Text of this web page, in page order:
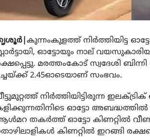
കുന്നംകുളത്ത് നിര്‍ത്തിയിട്ട
ഓട്ടോയും നാല്
മരത്തംകോട് സ്വദേശി
2.45ഓടെയാണ് സംഭവം.
നിര്‍ത്തിയിട്ടിരുന്ന
ഓട്ടോ അബദ്ധത്തില്‍
തകര്‍ത്ത് ഓട്ടോ കിണറ്റില്‍ വീണു.
കിണറ്റില്‍ ഇറങ്ങി